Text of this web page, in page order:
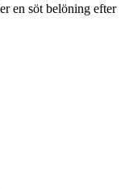
en söt belöning efter